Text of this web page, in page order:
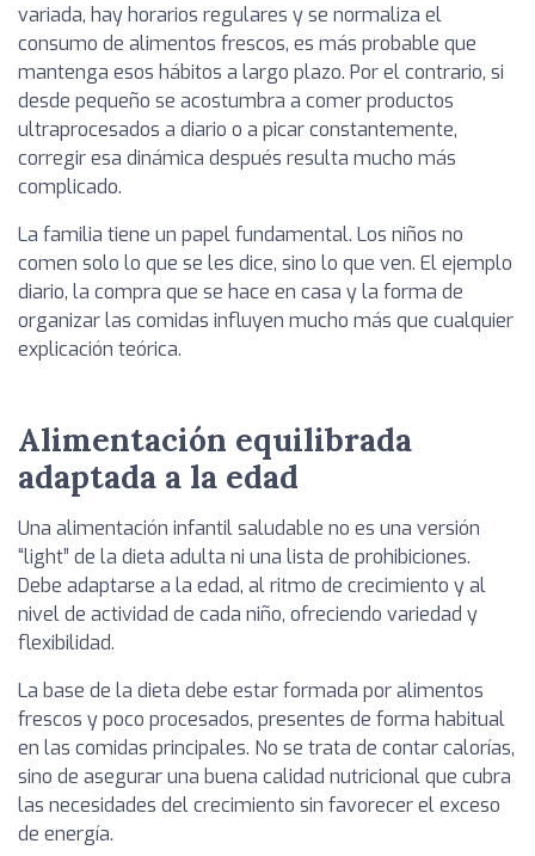
variada, hay horarios regulares y se normaliza el
consumo de alimentos frescos, es más probable que
mantenga esos hábitos a largo plazo. Por el contrario, si
desde pequeño se acostumbra a comer productos
ultraprocesados a diario o a picar constantemente,
corregir esa dinámica después resulta mucho más
complicado.
La familia tiene un papel fundamental. Los niños no
comen solo lo que se les dice, sino lo que ven. El ejemplo
diario, la compra que se hace en casa y la forma de
organizar las comidas influyen mucho más que cualquier
explicación teórica.
Alimentación equilibrada
adaptada a la edad
Una alimentación infantil saludable no es una versión
“light” de la dieta adulta ni una lista de prohibiciones.
Debe adaptarse a la edad, al ritmo de crecimiento y al
nivel de actividad de cada niño, ofreciendo variedad y
flexibilidad.
La base de la dieta debe estar formada por alimentos
frescos y poco procesados, presentes de forma habitual
en las comidas principales. No se trata de contar calorías,
sino de asegurar una buena calidad nutricional que cubra
las necesidades del crecimiento sin favorecer el exceso
de energía.